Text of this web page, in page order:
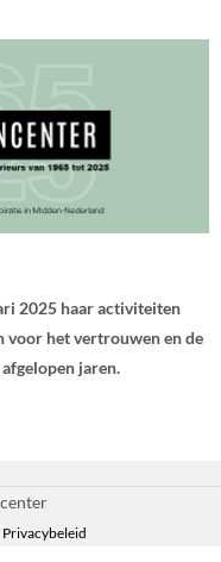
2025 haar activiteiten
voor het vertrouwen en de
jaren.
Privacybeleid